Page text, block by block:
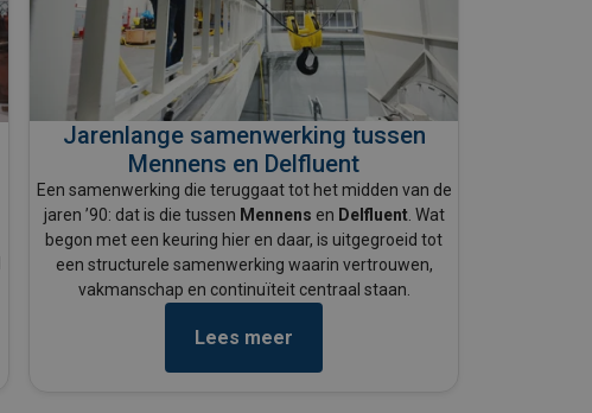
Jarenlange samenwerking tussen
Mennens en Delfluent
Een samenwerking die teruggaat tot het midden van de
jaren ’90: dat is die tussen Mennens en Delfluent. Wat
begon met een keuring hier en daar, is uitgegroeid tot
een structurele samenwerking waarin vertrouwen,
vakmanschap en continuïteit centraal staan.
Lees meer